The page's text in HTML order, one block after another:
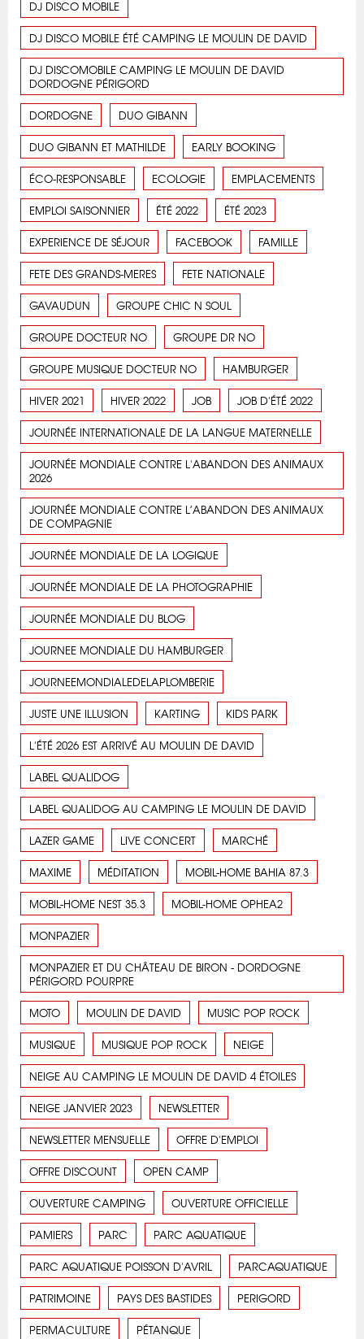
DJ DISCO MOBILE
DJ DISCO MOBILE ÉTÉ CAMPING LE MOULIN DE DAVID
DJ DISCOMOBILE CAMPING LE MOULIN DE DAVID
DORDOGNE PÉRIGORD
DORDOGNE DUO GIBANN
DUO GIBANN ET MATHILDE EARLY BOOKING
ÉCO-RESPONSABLE ECOLOGIE EMPLACEMENTS
EMPLOI SAISONNIER ÉTÉ 2022 ÉTÉ 2023
EXPERIENCE DE SÉJOUR FACEBOOK FAMILLE
FETE DES GRANDS-MERES FETE NATIONALE
GAVAUDUN GROUPE CHIC N SOUL
GROUPE DOCTEUR NO GROUPE DR NO
GROUPE MUSIQUE DOCTEUR NO HAMBURGER
HIVER 2021 HIVER 2022 JOB JOB D'ÉTÉ 2022
JOURNÉE INTERNATIONALE DE LA LANGUE MATERNELLE
JOURNÉE MONDIALE CONTRE L'ABANDON DES ANIMAUX
2026
JOURNÉE MONDIALE CONTRE L’ABANDON DES ANIMAUX
DE COMPAGNIE
JOURNÉE MONDIALE DE LA LOGIQUE
JOURNÉE MONDIALE DE LA PHOTOGRAPHIE
JOURNÉE MONDIALE DU BLOG
JOURNEE MONDIALE DU HAMBURGER
JOURNEEMONDIALEDELAPLOMBERIE
JUSTE UNE ILLUSION KARTING KIDS PARK
L'ÉTÉ 2026 EST ARRIVÉ AU MOULIN DE DAVID
LABEL QUALIDOG
LABEL QUALIDOG AU CAMPING LE MOULIN DE DAVID
LAZER GAME LIVE CONCERT MARCHÉ
MAXIME MÉDITATION MOBIL-HOME BAHIA 87.3
MOBIL-HOME NEST 35.3 MOBIL-HOME OPHEA2
MONPAZIER
MONPAZIER ET DU CHÂTEAU DE BIRON - DORDOGNE
PÉRIGORD POURPRE
MOTO MOULIN DE DAVID MUSIC POP ROCK
MUSIQUE MUSIQUE POP ROCK NEIGE
NEIGE AU CAMPING LE MOULIN DE DAVID 4 ÉTOILES
NEIGE JANVIER 2023 NEWSLETTER
NEWSLETTER MENSUELLE OFFRE D'EMPLOI
OFFRE DISCOUNT OPEN CAMP
OUVERTURE CAMPING OUVERTURE OFFICIELLE
PAMIERS PARC PARC AQUATIQUE
PARC AQUATIQUE POISSON D'AVRIL PARCAQUATIQUE
PATRIMOINE PAYS DES BASTIDES PERIGORD
PERMACULTURE PÉTANQUE